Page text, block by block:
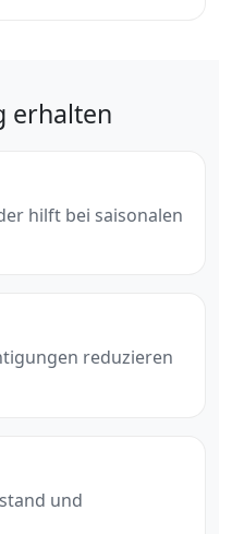
erhalten
hilft bei saisonalen
reduzieren
und